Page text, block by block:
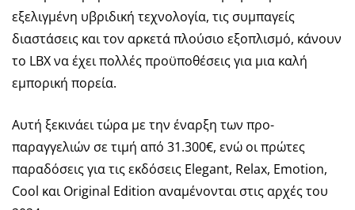
εξελιγμένη υβριδική τεχνολογία, τις συμπαγείς
διαστάσεις και τον αρκετά πλούσιο εξοπλισμό, κάνουν
το LBX να έχει πολλές προϋποθέσεις για μια καλή
εμπορική πορεία.
Αυτή ξεκινάει τώρα με την έναρξη των προ-
παραγγελιών σε τιμή από 31.300€, ενώ οι πρώτες
παραδόσεις για τις εκδόσεις Elegant, Relax, Emotion,
Cool και Original Edition αναμένονται στις αρχές του